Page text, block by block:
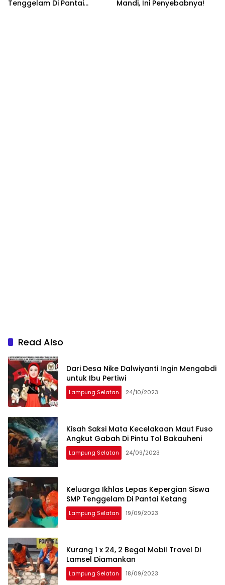
Tenggelam Di Pantai
Mandi, Ini Penyebabnya!
Read Also
Dari Desa Nike Dalwiyanti Ingin Mengabdi
untuk Ibu Pertiwi
Lampung Selatan 24/10/2023
Kisah Saksi Mata Kecelakaan Maut Fuso
Angkut Gabah Di Pintu Tol Bakauheni
Lampung Selatan 24/09/2023
Keluarga Ikhlas Lepas Kepergian Siswa
SMP Tenggelam Di Pantai Ketang
Lampung Selatan 19/09/2023
Kurang 1 x 24, 2 Begal Mobil Travel Di
Lamsel Diamankan
Lampung Selatan 18/09/2023